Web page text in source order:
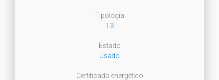
Tipologia
T3
Estado
Usado
Certificado energético